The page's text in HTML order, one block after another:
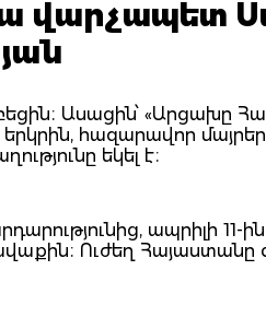
վարչապետ
Ասացին՝ «Արցախը
հազարավոր
եկել է։
ապրիլի 11-
Ուժեղ